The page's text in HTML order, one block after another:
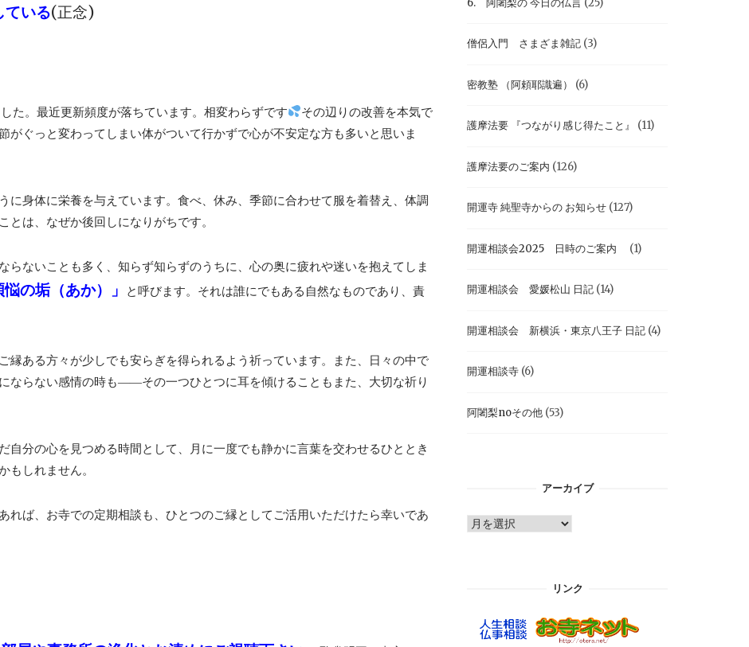
ている(正念)
た。最近更新頻度が落ちています。相変わらずです
その辺りの改善を本気で
がぐっと変わってしまい体がついて行かずで心が不安定な方も多いと思いま
に身体に栄養を与えています。食べ、休み、季節に合わせて服を着替え、体調
は、なぜか後回しになりがちです。
らないことも多く、知らず知らずのうちに、心の奥に疲れや迷いを抱えてしま
悩の垢（あか）」
と呼びます。それは誰にでもある自然なものであり、責
縁ある方々が少しでも安らぎを得られるよう祈っています。また、日々の中で
らない感情の時も――その一つひとつに耳を傾けることもまた、大切な祈り
自分の心を見つめる時間として、月に一度でも静かに言葉を交わせるひととき
もしれません。
れば、お寺での定期相談も、ひとつのご縁としてご活用いただけたら幸いであ
6. 阿闍梨の 今日の仏言 (25)
僧侶入門 さまざま雑記 (3)
密教塾 （阿頼耶識遍） (6)
護摩法要 『つながり感じ得たこと』 (11)
護摩法要のご案内 (126)
開運寺 純聖寺からの お知らせ (127)
開運相談会2025 日時のご案内 (1)
開運相談会 愛媛松山 日記 (14)
開運相談会 新横浜・東京八王子 日記 (4)
開運相談寺 (6)
阿闍梨noその他 (53)
アーカイブ
ア
リンク